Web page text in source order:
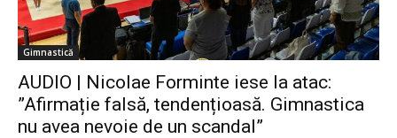
Gimnastică
AUDIO | Nicolae Forminte iese la atac:
”Afirmație falsă, tendențioasă. Gimnastica
nu avea nevoie de un scandal”